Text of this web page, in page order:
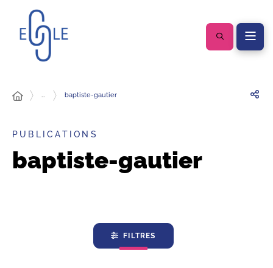
… baptiste-gautier
PUBLICATIONS
baptiste-gautier
FILTRES